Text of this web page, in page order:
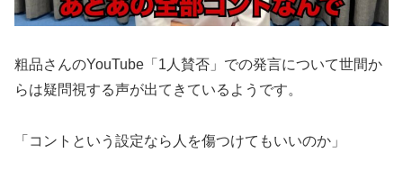
粗品さんのYouTube「1人賛否」での発言について世間か
らは疑問視する声が出てきているようです。
「コントという設定なら人を傷つけてもいいのか」